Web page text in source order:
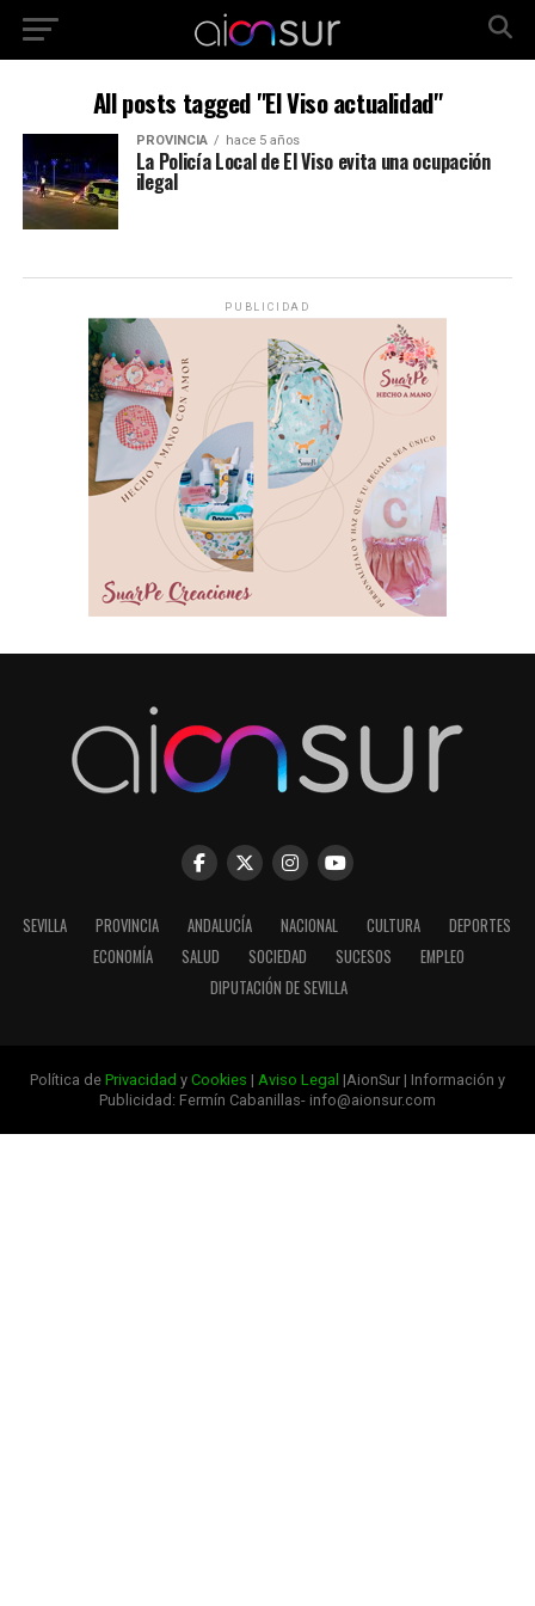
All posts tagged "El Viso actualidad"
PROVINCIA hace 5 años
La Policía Local de El Viso evita una ocupación
ilegal
PUBLICIDAD
SEVILLA PROVINCIA ANDALUCÍA NACIONAL CULTURA
DEPORTES
ECONOMÍA
SALUD SOCIEDAD SUCESOS
EMPLEO
DIPUTACIÓN DE SEVILLA
Política de Privacidad y Cookies | Aviso Legal |AionSur | Información y
Publicidad: Fermín Cabanillas- info@aionsur.com